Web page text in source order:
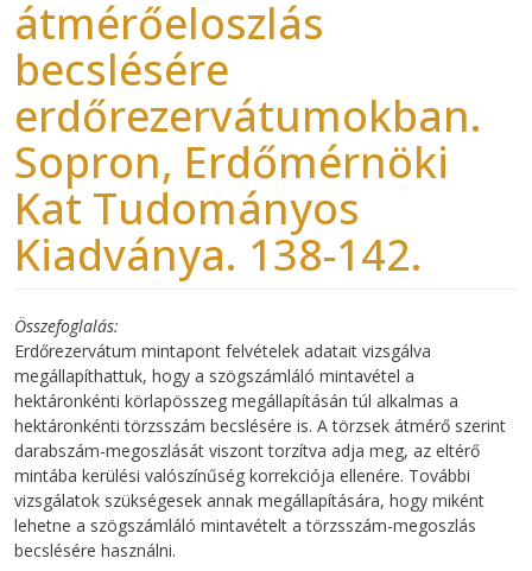
átmérőeloszlás
becslésére
erdőrezervátumokban.
Sopron, Erdőmérnöki
Kat Tudományos
Kiadványa. 138-142.
Összefoglalás
Erdőrezervátum mintapont felvételek adatait vizsgálva
megállapíthattuk, hogy a szögszámláló mintavétel a
hektáronkénti körlapösszeg megállapításán túl alkalmas a
hektáronkénti törzsszám becslésére is. A törzsek átmérő szerint
darabszám-megoszlását viszont torzítva adja meg, az eltérő
mintába kerülési valószínűség korrekciója ellenére. További
vizsgálatok szükségesek annak megállapítására, hogy miként
lehetne a szögszámláló mintavételt a törzsszám-megoszlás
becslésére használni.